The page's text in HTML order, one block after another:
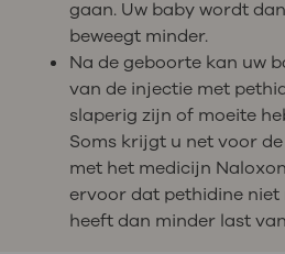
gaan. Uw baby wordt
beweegt minder.
Na de geboorte kan uw
van de injectie met
slaperig zijn of moeite
Soms krijgt u net voor
met het medicijn
ervoor dat pethidine niet
heeft dan minder last